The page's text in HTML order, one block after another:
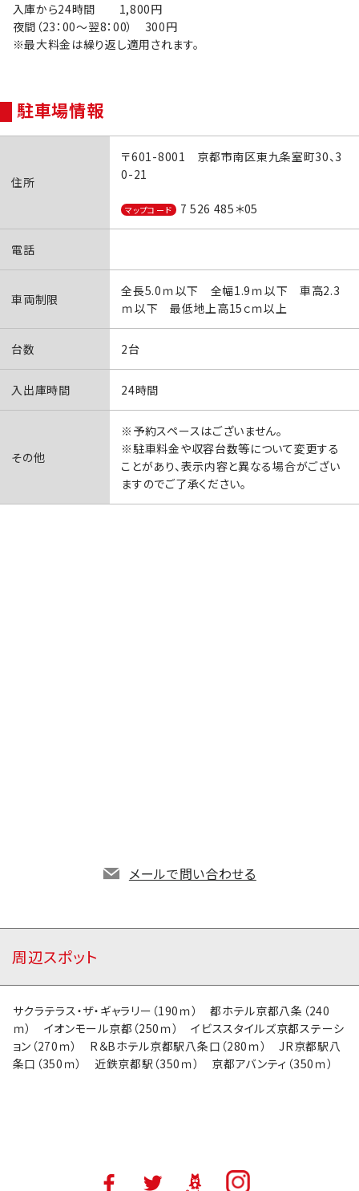
入庫から24時間 1,800円
夜間（23：00～翌8：00） 300円
※最大料金は繰り返し適用されます。
駐車場情報
住所
〒601-8001 京都市南区東九条室町30、3
0-21
マップコード 7 526 485＊05
電話
車両制限
全長5.0ｍ以下 全幅1.9ｍ以下 車高2.3
ｍ以下 最低地上高15ｃｍ以上
台数 2台
入出庫時間 24時間
その他
※予約スペースはございません。
※駐車料金や収容台数等について変更する
ことがあり、表示内容と異なる場合がござい
ますのでご了承ください。
メールで問い合わせる
周辺スポット
サクラテラス・ザ・ギャラリー（190ｍ） 都ホテル京都八条（240
ｍ） イオンモール京都（250ｍ） イビススタイルズ京都ステーシ
ョン（270ｍ） R＆Bホテル京都駅八条口（280ｍ） JR京都駅八
条口（350ｍ） 近鉄京都駅（350ｍ） 京都アバンティ（350ｍ）